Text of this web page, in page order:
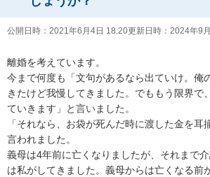
公開日時： 2021年6月4日 18:20更新日時： 2024年9
離婚を考えています。
今まで何度も「文句があるなら出ていけ。俺
きたけど我慢してきました。でももう限界で
ていきます」と言いました。
「それなら、お袋が死んだ時に渡した金を耳
言われました。
義母は4年前に亡くなりましたが、それまで
は私がしてきました。義母からは亡くなる前